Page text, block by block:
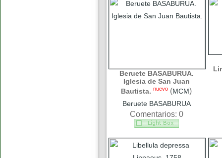
Beruete BASABURUA.
Iglesia de San Juan
Bautista. nuevo (MCM)
Beruete BASABURUA
Comentarios: 0